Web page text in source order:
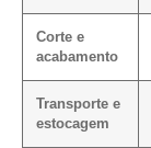
Corte e
acabamento
Transporte e
estocagem